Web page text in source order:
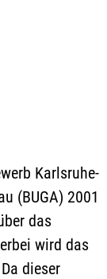
Karlsruhe-
(BUGA) 2001
das
wird das
dieser